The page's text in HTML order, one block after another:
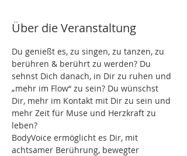
Über die Veranstaltung
Du genießt es, zu singen, zu tanzen, zu
berühren & berührt zu werden? Du
sehnst Dich danach, in Dir zu ruhen und
„mehr im Flow“ zu sein? Du wünschst
Dir, mehr im Kontakt mit Dir zu sein und
mehr Zeit für Muse und Herzkraft zu
leben?
BodyVoice ermöglicht es Dir, mit
achtsamer Berührung, bewegter